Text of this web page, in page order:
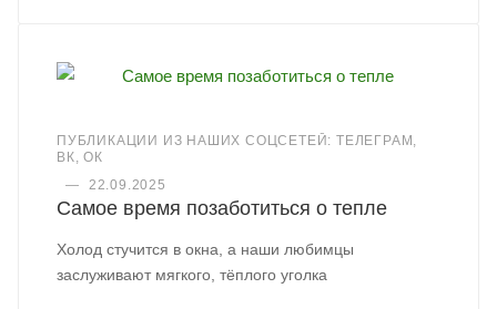
ПУБЛИКАЦИИ ИЗ НАШИХ СОЦСЕТЕЙ: ТЕЛЕГРАМ,
ВК, ОК
—
22.09.2025
Самое время позаботиться о тепле
Холод стучится в окна, а наши любимцы
заслуживают мягкого, тёплого уголка